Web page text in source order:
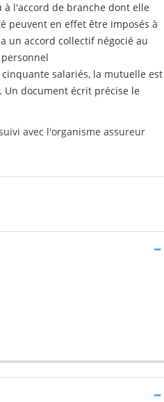
l'accord de branche dont elle
peuvent en effet être imposés à
un accord collectif négocié au
salariés, la mutuelle est
Un document écrit précise le
avec l'organisme assureur